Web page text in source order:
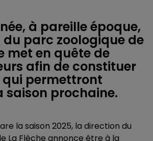
à pareille époque,
parc zoologique de
met en quête de
afin de constituer
qui permettront
saison prochaine.
la saison 2025, la direction du
La Flèche annonce être à la